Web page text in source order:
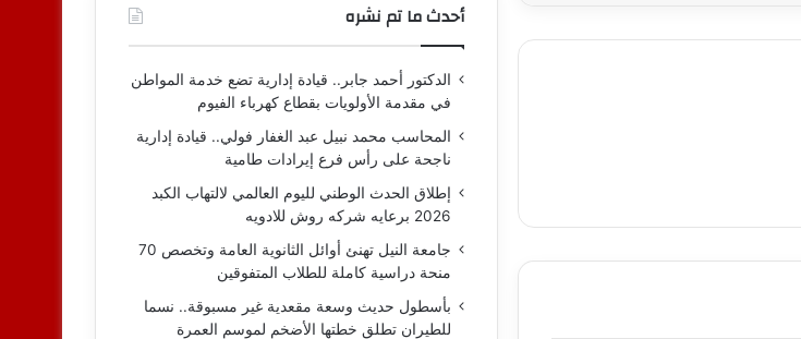
أحدث ما تم نشره
الدكتور أحمد جابر.. قيادة إدارية تضع خدمة المواطن
في مقدمة الأولويات بقطاع كهرباء الفيوم
المحاسب محمد نبيل عبد الغفار فولي.. قيادة إدارية
ناجحة على رأس فرع إيرادات طامية
إطلاق الحدث الوطني لليوم العالمي لالتهاب الكبد
2026 برعايه شركه روش للادويه
جامعة النيل تهنئ أوائل الثانوية العامة وتخصص 70
منحة دراسية كاملة للطلاب المتفوقين
بأسطول حديث وسعة مقعدية غير مسبوقة.. نسما
للطيران تطلق خطتها الأضخم لموسم العمرة